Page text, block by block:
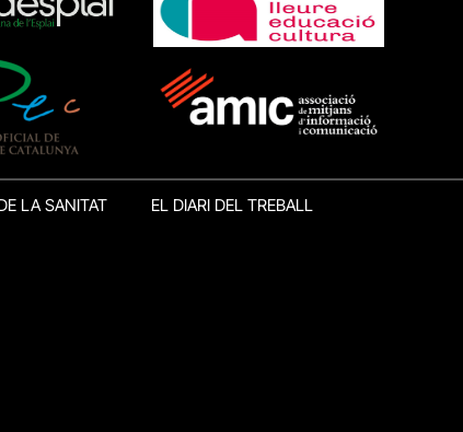
LA SANITAT EL DIARI DEL TREBALL